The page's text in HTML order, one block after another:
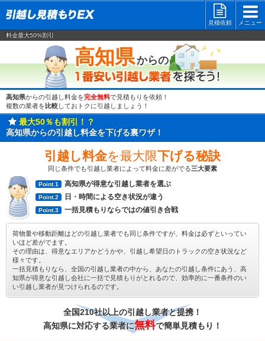
見積依頼
メニュー
料金最大50%割引
高知県からの
高知県からの引越し料金を完全無料で見積もりを依頼！
複数の業者を 比較しておトクに引越しましょう！
最大50％も割引！？
高知県からの引越し料金を下げる裏ワザ！
引越し料金を最大限下げる秘訣
同じ条件でも引越し業者によって料金に差がでる三大要素
Point.1 高知県が得意な引越し業者を選ぶ
Point.2 日・時間による空き状況が違う
Point.3 一括見積もりならではの値引き合戦
荷物量や移動距離はどの引越し業者でも同じ条件ですが、料金は必ずといってい
いほど差がでます。
その理由は、得意なエリアかどうかや、引越し希望日のトラックの空き状況など
様々です。
一括見積もりなら、全国の引越し業者の中から、あなたの引越し条件にあう、高
知県が得意な引越し会社に一括で見積もりがとれるので、効率的に一番条件のい
い引越し業者が見つけられるのです。
全国210社以上の引越し業者と提携！
高知県に対応する業者に無料で簡単見積もり！